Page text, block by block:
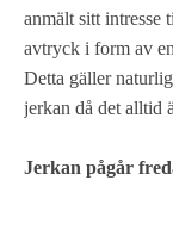
anmält sitt intresse
avtryck i form av
Detta gäller
jerkan då det alltid
Jerkan pågår